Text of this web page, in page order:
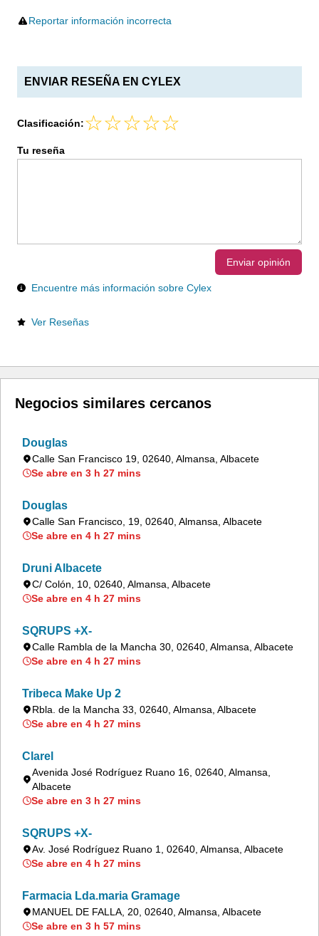
Reportar información incorrecta
ENVIAR RESEÑA EN CYLEX
Clasificación:
Tu reseña
Enviar opinión
Encuentre más información sobre Cylex
Ver Reseñas
Negocios similares cercanos
Douglas
Calle San Francisco 19, 02640, Almansa, Albacete
Se abre en 3 h 27 mins
Douglas
Calle San Francisco, 19, 02640, Almansa, Albacete
Se abre en 4 h 27 mins
Druni Albacete
C/ Colón, 10, 02640, Almansa, Albacete
Se abre en 4 h 27 mins
SQRUPS +X-
Calle Rambla de la Mancha 30, 02640, Almansa, Albacete
Se abre en 4 h 27 mins
Tribeca Make Up 2
Rbla. de la Mancha 33, 02640, Almansa, Albacete
Se abre en 4 h 27 mins
Clarel
Avenida José Rodríguez Ruano 16, 02640, Almansa,
Albacete
Se abre en 3 h 27 mins
SQRUPS +X-
Av. José Rodríguez Ruano 1, 02640, Almansa, Albacete
Se abre en 4 h 27 mins
Farmacia Lda.maria Gramage
MANUEL DE FALLA, 20, 02640, Almansa, Albacete
Se abre en 3 h 57 mins